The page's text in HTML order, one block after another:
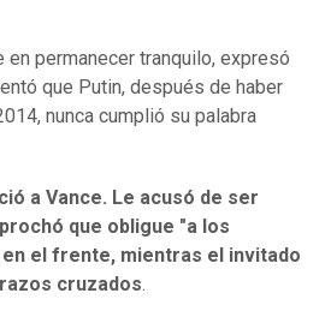
permanecer tranquilo, expresó
que Putin, después de haber
nunca cumplió su palabra
a Vance. Le acusó de ser
que obligue "a los
el frente, mientras el invitado
cruzados.